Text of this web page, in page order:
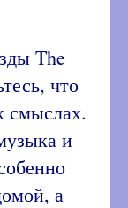
The
что
смыслах.
и
а